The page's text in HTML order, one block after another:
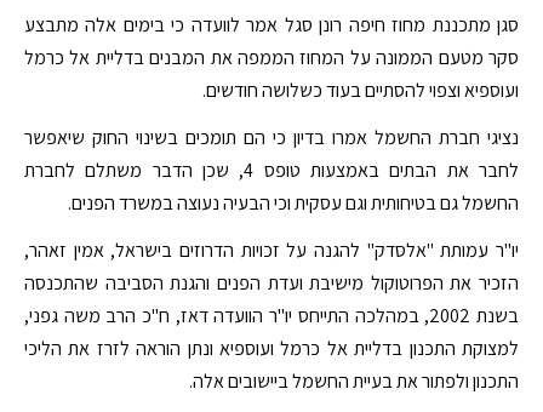
סגן מתכננת מחוז חיפה רונן סגל אמר לוועדה כי בימים אלה מתבצע
סקר מטעם הממונה על המחוז הממפה את המבנים בדליית אל כרמל
ועוספיא וצפוי להסתיים בעוד כשלושה חודשים.
נציגי חברת החשמל אמרו בדיון כי הם תומכים בשינוי החוק שיאפשר
לחבר את הבתים באמצעות טופס 4, שכן הדבר משתלם לחברת
החשמל גם בטיחותית וגם עסקית וכי הבעיה נעוצה במשרד הפנים.
יו"ר עמותת "אלסדק" להגנה על זכויות הדרוזים בישראל, אמין זאהר,
הזכיר את הפרוטוקול מישיבת ועדת הפנים והגנת הסביבה שהתכנסה
בשנת 2002, במהלכה התייחס יו"ר הוועדה דאז, ח"כ הרב משה גפני,
למצוקת התכנון בדליית אל כרמל ועוספיא ונתן הוראה לזרז את הליכי
התכנון ולפתור את בעיית החשמל ביישובים אלה.